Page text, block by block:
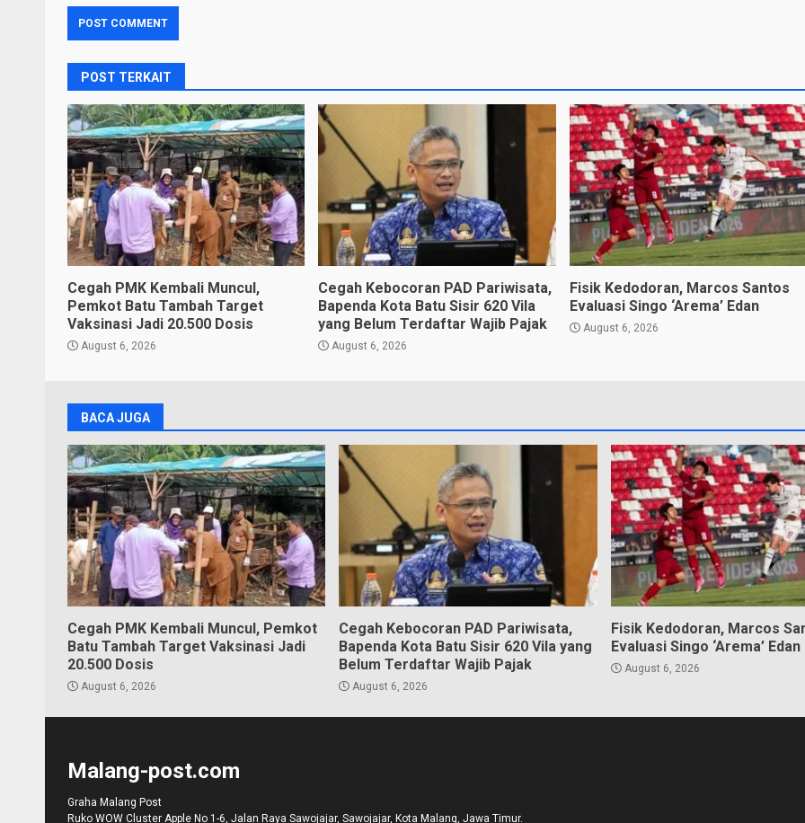
POST TERKAIT
Cegah PMK Kembali Muncul,
Pemkot Batu Tambah Target
Vaksinasi Jadi 20.500 Dosis
August 6, 2026
Cegah Kebocoran PAD Pariwisata,
Bapenda Kota Batu Sisir 620 Vila
yang Belum Terdaftar Wajib Pajak
August 6, 2026
Fisik Kedodoran, Marcos Santos
Evaluasi Singo ‘Arema’ Edan
August 6, 2026
BACA JUGA
Cegah PMK Kembali Muncul, Pemkot
Batu Tambah Target Vaksinasi Jadi
20.500 Dosis
August 6, 2026
Cegah Kebocoran PAD Pariwisata,
Bapenda Kota Batu Sisir 620 Vila yang
Belum Terdaftar Wajib Pajak
August 6, 2026
Fisik Kedodoran, Marcos
Evaluasi Singo ‘Arema’ Edan
August 6, 2026
Malang-post.com
Graha Malang Post
Ruko WOW Cluster Apple No 1-6, Jalan Raya Sawojajar, Sawojajar, Kota Malang, Jawa Timur.